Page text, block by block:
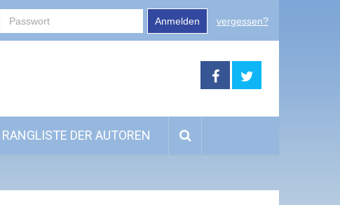
Anmelden vergessen?
RANGLISTE DER AUTOREN